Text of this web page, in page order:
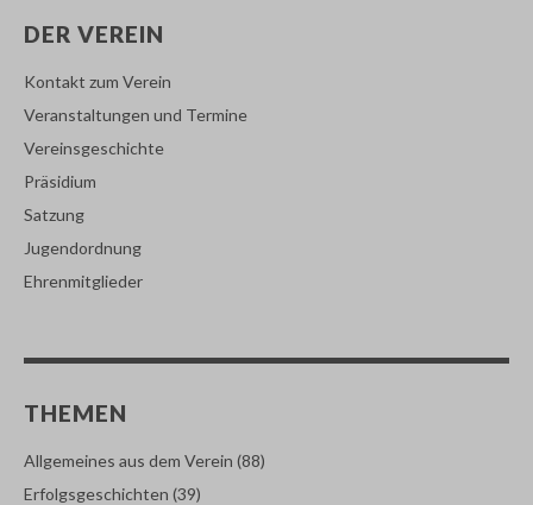
DER VEREIN
Kontakt zum Verein
Veranstaltungen und Termine
Vereinsgeschichte
Präsidium
Satzung
Jugendordnung
Ehrenmitglieder
THEMEN
Allgemeines aus dem Verein (88)
Erfolgsgeschichten (39)